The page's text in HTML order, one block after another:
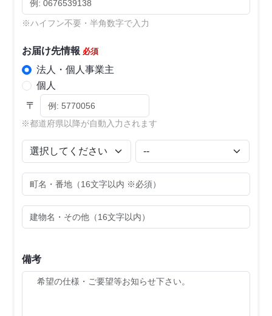
※ハイフン不要・半角数字で入力
お届け先情報 必須
法人・個人事業主
個人
〒
※都道府県以降が自動入力されます
備考